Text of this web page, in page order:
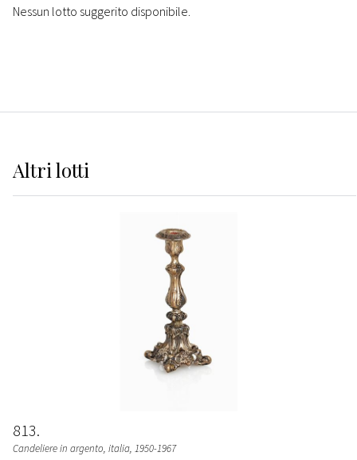
Nessun lotto suggerito disponibile.
Altrilotti
813
Candeliere in argento, italia, 1950-1967